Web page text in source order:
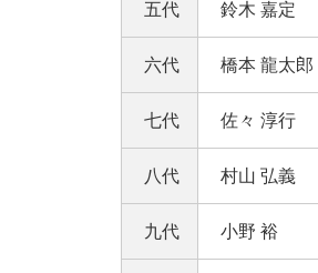
五代 鈴木 嘉定
六代 橋本 龍太郎
七代 佐々 淳行
八代 村山 弘義
九代 小野 裕